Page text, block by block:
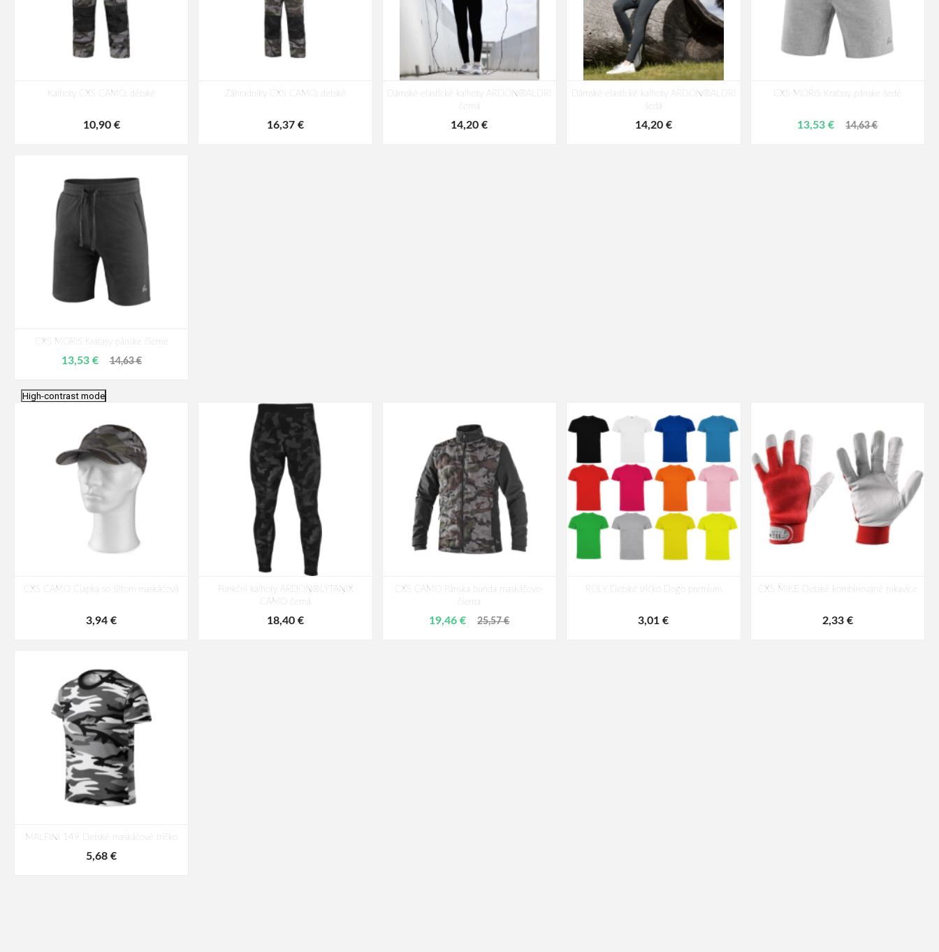
Kalhoty CXS CAMO, dětské
10,90 €
Záhradníky CXS CAMO, detské
16,37 €
Dámské elastické kalhoty ARDON®ALDRI
černá
14,20 €
Dámské elastické kalhoty ARDON®ALDRI
šedá
14,20 €
CXS MORIS Kraťasy pánske šedé
13,53 € 14,63 €
CXS MORIS Kraťasy pánske čierne
13,53 € 14,63 €
High-contrast mode
CXS CAMO Čiapka so šiltom maskáčová
3,94 €
Funkční kalhoty ARDON®LYTANIX
CAMO černá
18,40 €
CXS CAMO Pánska bunda maskáčovo-
čierna
19,46 € 25,57 €
ROLY Detské tričko Dogo premium
3,01 €
CXS MIKE Detské kombinované rukavice
2,33 €
MALFINI 149 Detské maskáčové tričko
5,68 €